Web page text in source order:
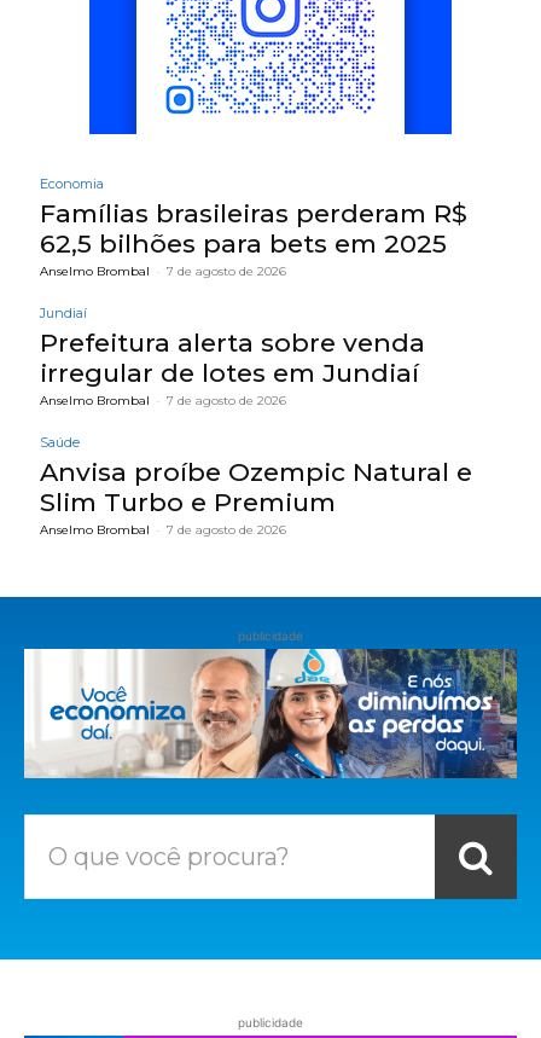
Economia
Famílias brasileiras perderam R$
62,5 bilhões para bets em 2025
Anselmo Brombal - 7 de agosto de 2026
Jundiaí
Prefeitura alerta sobre venda
irregular de lotes em Jundiaí
Anselmo Brombal - 7 de agosto de 2026
Saúde
Anvisa proíbe Ozempic Natural e
Slim Turbo e Premium
Anselmo Brombal - 7 de agosto de 2026
publicidade
O que você procura?
publicidade